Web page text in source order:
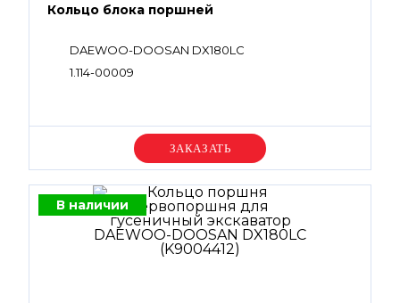
Кольцо блока поршней
DAEWOO-DOOSAN DX180LC
1.114-00009
Уточняйте цену
В наличии